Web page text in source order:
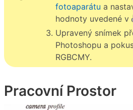
fotoaparátu a
hodnoty uvedené v
Upravený snímek
Photoshopu a
RGBCMY.
Pracovní Prostor